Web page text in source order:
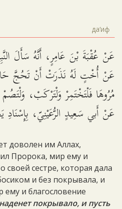
да‘иф
عَنْ عُقْبَةَ بْنَ عَامِرٍ، أَنَّهُ سَأَلَ
عَنْ أُخْتٍ لَهُ نَذَرَتْ أَنْ تَحُجَّ
مُرُوهَا فَلْتَخْتَمِرْ وَلْتَرْكَبْ، وَلْتَصُمْ
عَنْ أَبي سَعِيدٍ الرُّعَيْنِيّ، بِإِسْنَادِ
доволен им Аллах,
Пророка, мир ему и
своей сестре, которая дала
и без покрывала, и
ему и благословение
покрывало, и пусть